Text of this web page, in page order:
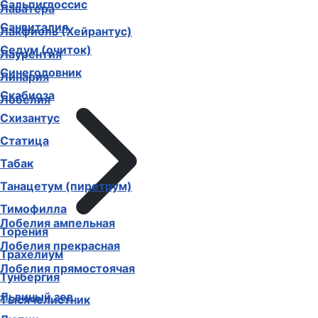
Лаватера
Лакфиоль (Хейрантус)
Лаурентия
Линария
Лобелия
Лобелия ампельная
Лобелия прекрасная
Лобелия прямостоячая
Львиный зев
Сальпиглоссис
Санвиталия
Седум (очиток)
Синеголовник
Скабиоза
Схизантус
Статица
Табак
Танацетум (пиретрум)
Тимофилла
Торения
Трахелиум
Тунбергия
Тысячелистник